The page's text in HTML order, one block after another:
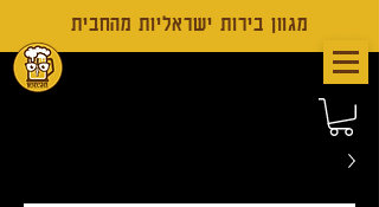
מגוון בירות ישראליות מהחבית